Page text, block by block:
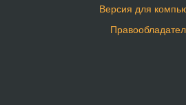
Версия для